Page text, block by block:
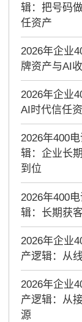
辑：把号码
任资产
2026年企业
牌资产与AI
2026年企业
AI时代信任
2026年400
辑：企业长
到位
2026年400
辑：长期获
2026年企业
产逻辑：从
2026年企业
产逻辑：从
源